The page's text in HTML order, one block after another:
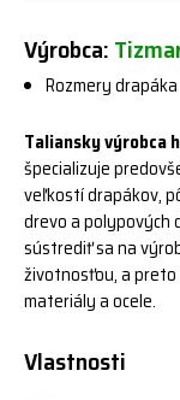
Výrobca:
Rozmery
Taliansky výrobca
špecializuje
veľkostí drapákov,
drevo a polypových
sústrediť sa na
životnosťou, a
materiály a ocele.
Vlastnosti